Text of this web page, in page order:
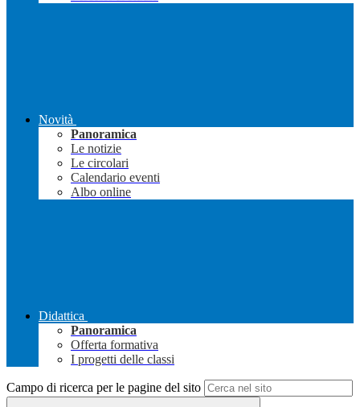
Novità
Panoramica
Le notizie
Le circolari
Calendario eventi
Albo online
Didattica
Panoramica
Offerta formativa
I progetti delle classi
Campo di ricerca per le pagine del sito